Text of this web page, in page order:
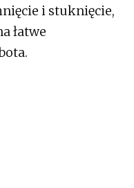
i stuknięcie,
łatwe